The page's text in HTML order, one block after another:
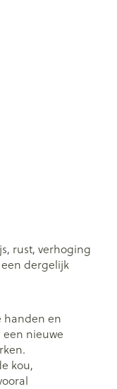
rust, verhoging
dergelijk
handen en
nieuwe
kou,